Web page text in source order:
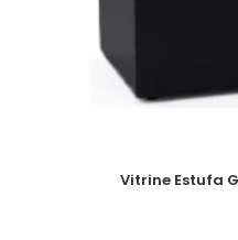
Vitrine Estufa